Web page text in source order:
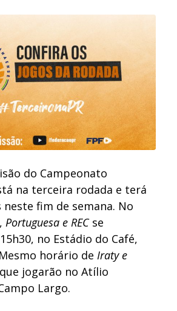
do Campeonato
na terceira rodada e terá
fim de semana. No
Portuguesa e RECse
no Estádio do Café,
horário deIraty e
jogarão no Atílio
Largo.